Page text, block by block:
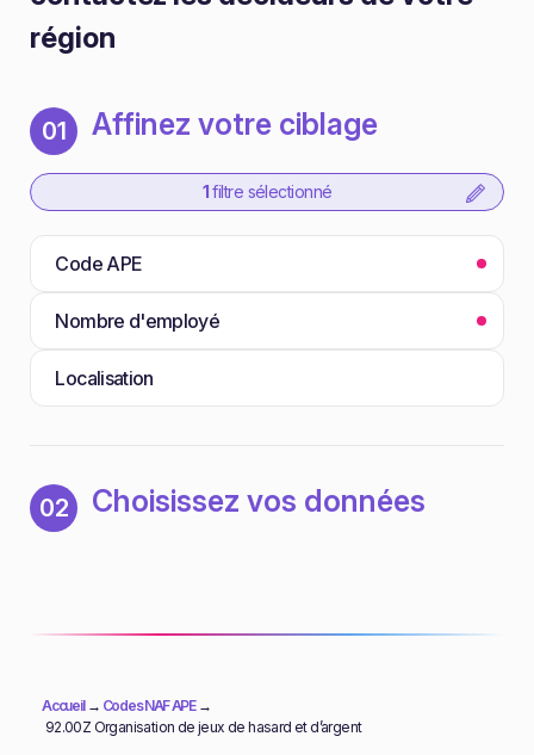
région
01 Affinez votre ciblage
1 filtre sélectionné
Code APE
Nombre d'employé
Localisation
02 Choisissez vos données
Accueil→ Codes NAF APE→
92.00Z Organisation de jeux de hasard et d’argent